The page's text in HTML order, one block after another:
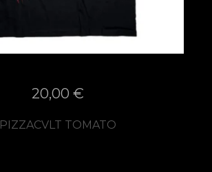
20,00 €
PIZZACVLT TOMATO